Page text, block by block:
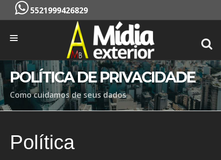
5521999426829
INÍCIO
EMPRESA
SERVIÇOS
CONTATO
POLÍTICA DE PRIVACIDADE
Como cuidamos de seus dados
Política